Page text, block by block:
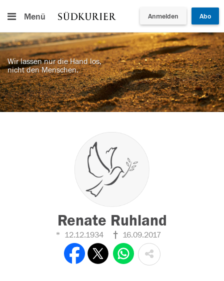
Menü Anmelden Abo
Wir lassen nur die Hand los,
nicht den Menschen.
Renate Ruhland
12.12.1934 16.09.2017